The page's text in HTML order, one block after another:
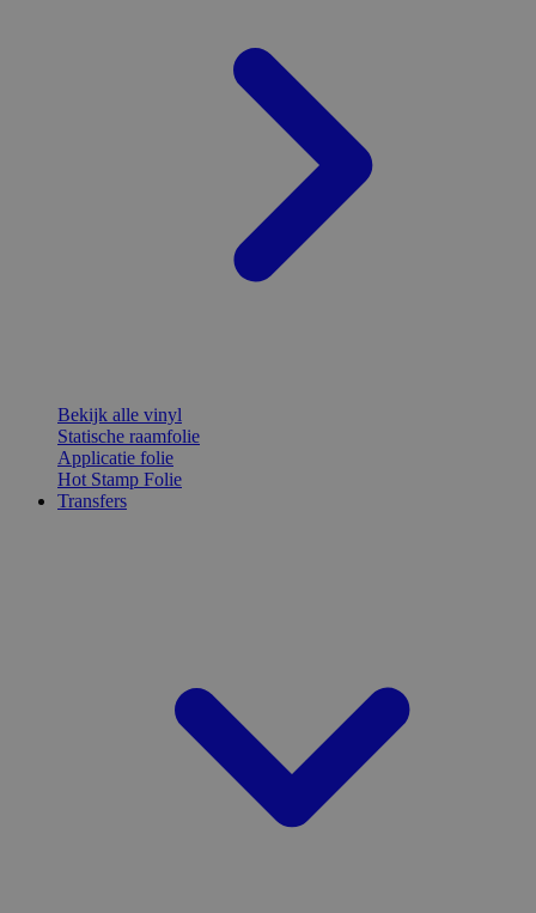
Bekijk alle vinyl
Statische raamfolie
Applicatie folie
Hot Stamp Folie
Transfers